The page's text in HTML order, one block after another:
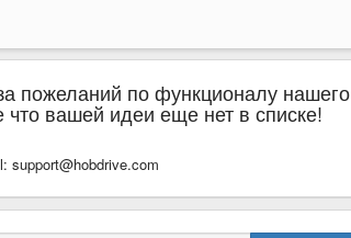
пожеланий по функционалу нашего
вашей идеи еще нет в списке!
support@hobdrive.com